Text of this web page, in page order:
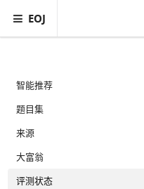
EOJ
智能推荐
题目集
来源
大富翁
评测状态